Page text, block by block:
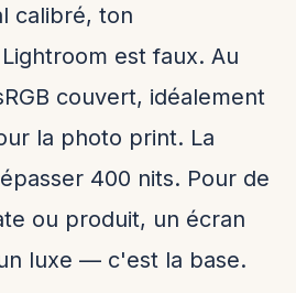
calibré, ton
est faux. Au
couvert, idéalement
la photo print. La
400 nits. Pour de
ou produit, un écran
luxe — c'est la base.